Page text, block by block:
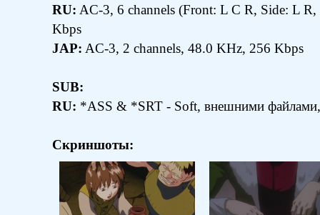
RU: AC-3, 6 channels (Front: L C R, Side: L
Kbps
JAP: AC-3, 2 channels, 48.0 KHz, 256 Kbps
SUB:
RU: *ASS & *SRT - Soft, внешними
Скриншоты: